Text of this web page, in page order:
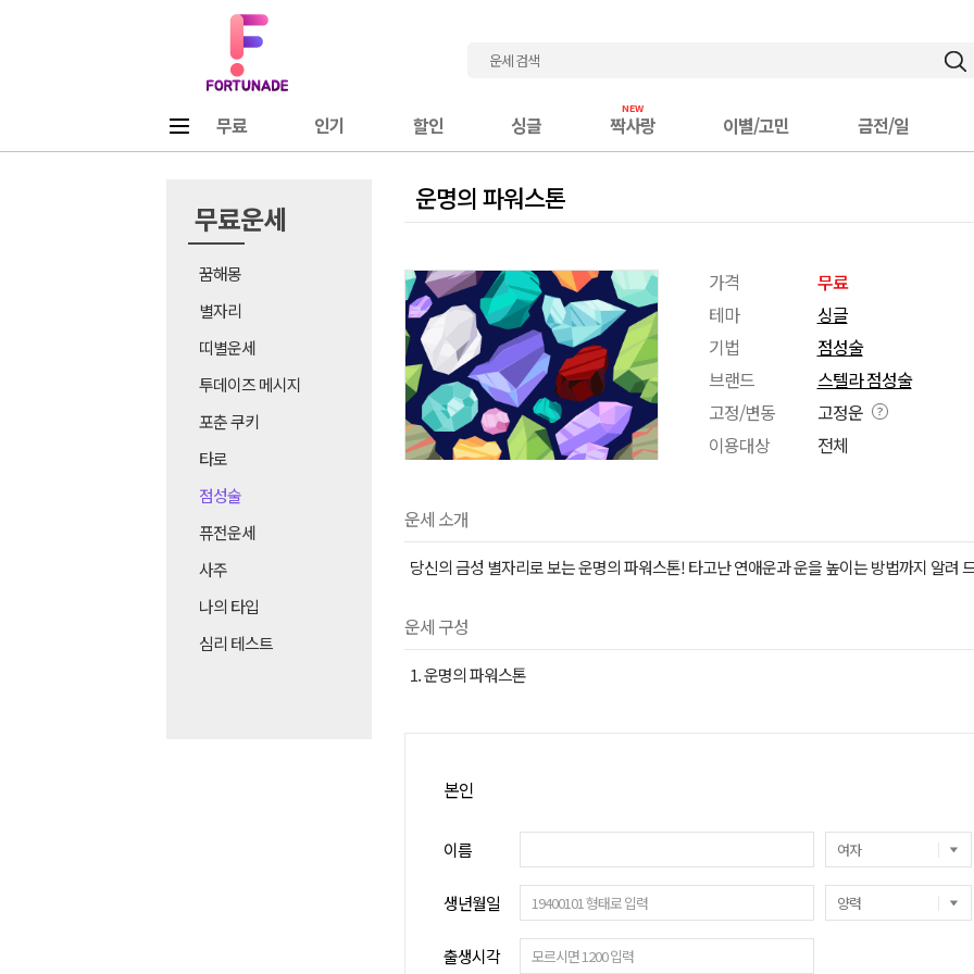
무료 인기 할인 싱글 짝사랑 이별/고민 금전/일
무료운세
꿈해몽
별자리
띠별운세
투데이즈 메시지
포춘 쿠키
타로
점성술
퓨전운세
사주
나의 타입
심리 테스트
운명의 파워스톤
가격
무료
테마
싱글
기법
점성술
브랜드
스텔라 점성술
고정/변동
고정운
이용대상
전체
운세 소개
당신의 금성 별자리로 보는 운명의 파워스톤! 타고난 연애운과 운을 높이는 방법까지 알려
운세 구성
1. 운명의 파워스톤
본인
이름
생년월일
출생시각